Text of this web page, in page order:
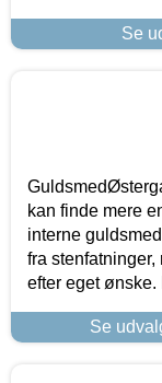
Se
kan finde mere
interne
fra
efter eget ønske.
Se